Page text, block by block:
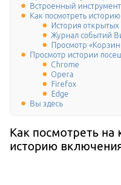
Встроенный инструмент
Как посмотреть
История
Журнал событий
Просмотр
Просмотр истории
Chrome
Opera
Firefox
Edge
Вы здесь
Как посмотреть
историю